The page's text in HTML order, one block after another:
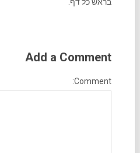
Add a Comment
Comment: